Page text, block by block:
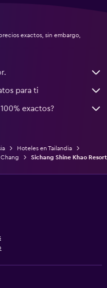
exactos, sin embargo,
para ti
exactos?
Hoteles en Tailandia
Sichang Shine Khao Resort